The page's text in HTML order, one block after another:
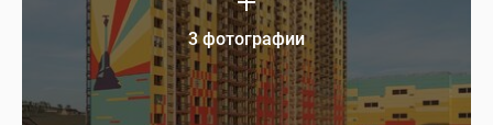
3 фотографии